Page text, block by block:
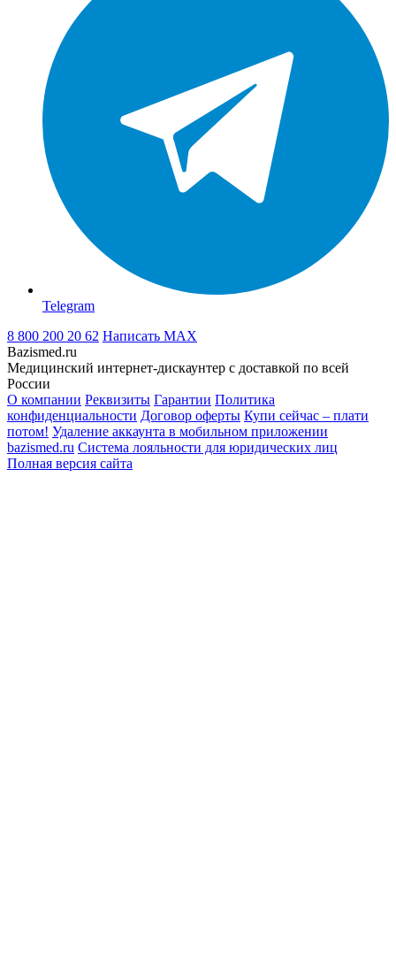
Telegram
8 800 200 20 62 Написать MAX
Bazismed.ru
Медицинский интернет-дискаунтер с доставкой по всей
России
О компании Реквизиты Гарантии Политика
конфиденциальности Договор оферты Купи сейчас – плати
потом! Удаление аккаунта в мобильном приложении
bazismed.ru Система лояльности для юридических лиц
Полная версия сайта